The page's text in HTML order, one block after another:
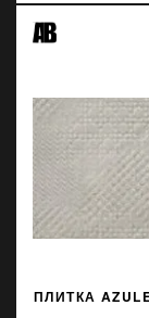
ПЛИТКА